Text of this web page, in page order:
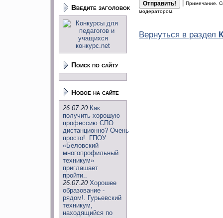
Введите заголовок
Поиск по сайту
Новое на сайте
26.07.20 Как
получить хорошую
профессию СПО
дистанционно? Очень
просто!. ГПОУ
«Беловский
многопрофильный
техникум»
приглашает
пройти..
26.07.20 Хорошее
образование -
рядом!. Гурьевский
техникум,
находящийся по
Примечание.
модератором.
Вернуться в раздел